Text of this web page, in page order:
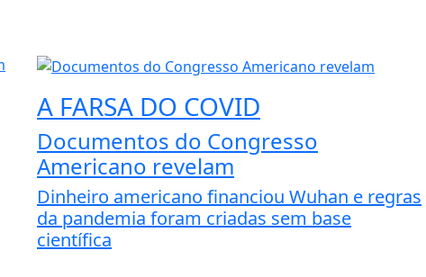
A FARSA DO COVID
Documentos do Congresso
Americano revelam
Dinheiro americano financiou Wuhan e regras
da pandemia foram criadas sem base
científica